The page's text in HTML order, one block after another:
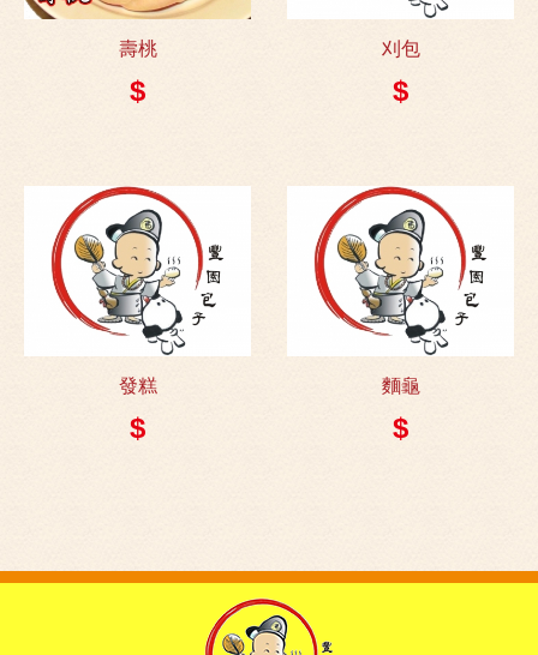
壽桃
$
刈包
$
發糕
$
麵龜
$